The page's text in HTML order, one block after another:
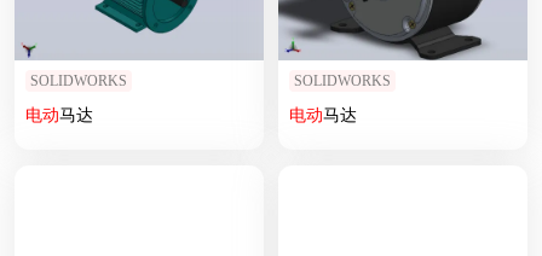
SOLIDWORKS
电动马达
SOLIDWORKS
电动马达